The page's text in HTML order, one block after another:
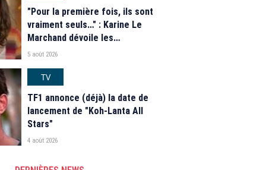
"Pour la première fois, ils sont
vraiment seuls…" : Karine Le
Marchand dévoile les
nouveautés des speed dating
2026
5 août 2026
TV
TF1 annonce (déjà) la date de
lancement de "Koh-Lanta All
Stars"
4 août 2026